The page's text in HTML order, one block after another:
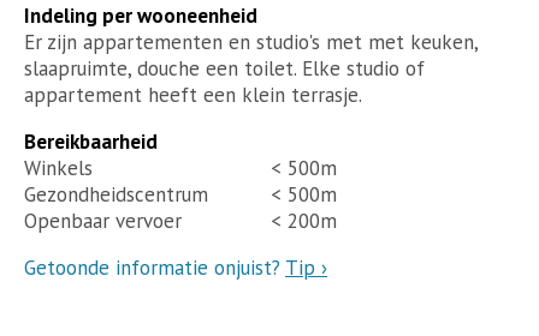
Indeling per wooneenheid
Er zijn appartementen en studio's met met keuken,
slaapruimte, douche een toilet. Elke studio of
appartement heeft een klein terrasje.
Bereikbaarheid
Winkels
< 500m
Gezondheidscentrum
< 500m
Openbaar vervoer
< 200m
Getoonde informatie onjuist? Tip ›